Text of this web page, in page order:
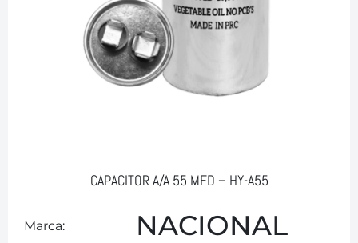
CAPACITOR A/A 55 MFD – HY-A55
Marca: NACIONAL